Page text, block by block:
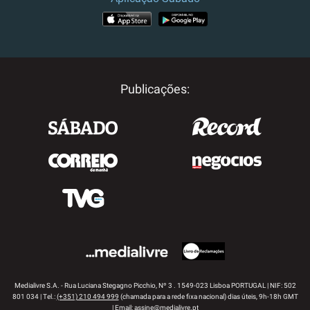
Publicações:
Medialivre S.A. - Rua Luciana Stegagno Picchio, Nº 3 . 1549-023 Lisboa PORTUGAL | NIF: 502
801 034 | Tel.:(+351) 210 494 999 (chamada para a rede fixa nacional) dias úteis, 9h-18h GMT
| Email:assine@medialivre.pt